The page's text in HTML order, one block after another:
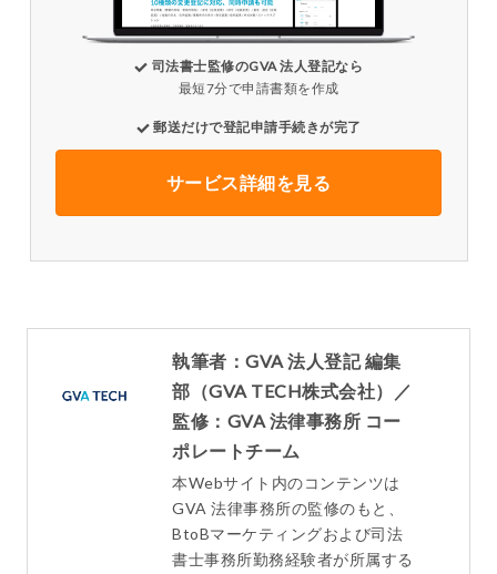
司法書士監修のGVA 法人登記なら
最短7分で申請書類を作成
郵送だけで登記申請手続きが完了
サービス詳細を見る
執筆者：GVA 法人登記 編集
部（GVA TECH株式会社）／
監修：GVA 法律事務所 コー
ポレートチーム
本Webサイト内のコンテンツは
GVA 法律事務所の監修のもと、
BtoBマーケティングおよび司法
書士事務所勤務経験者が所属する